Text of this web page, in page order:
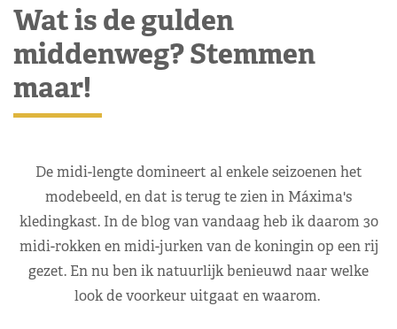
Wat is de gulden
middenweg? Stemmen
maar!
De midi-lengte domineert al enkele seizoenen het
modebeeld, en dat is terug te zien in Máxima's
kledingkast. In de blog van vandaag heb ik daarom 30
midi-rokken en midi-jurken van de koningin op een rij
gezet. En nu ben ik natuurlijk benieuwd naar welke
look de voorkeur uitgaat en waarom.